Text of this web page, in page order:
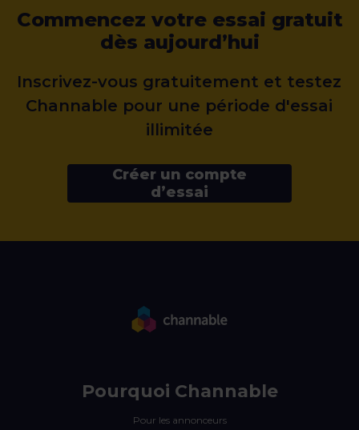
Commencez votre essai gratuit
dès aujourd’hui
Inscrivez-vous gratuitement et testez
Channable pour une période d'essai
illimitée
Créer un compte
d’essai
Pourquoi Channable
Pour les annonceurs